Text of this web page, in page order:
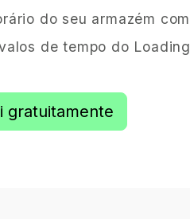
do seu armazém
de tempo do
gratuitamente